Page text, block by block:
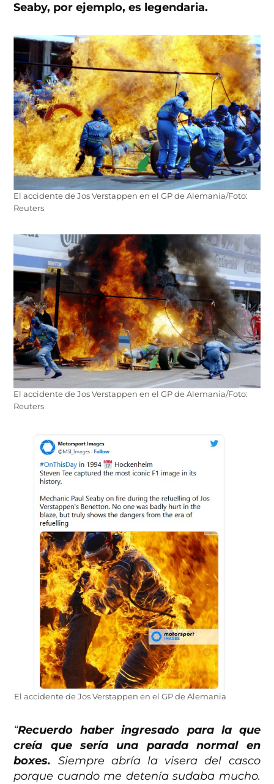
Seaby, por ejemplo, es legendaria.
El accidente de Jos Verstappen en el GP de Alemania/Foto:
Reuters
El accidente de Jos Verstappen en el GP de Alemania/Foto:
Reuters
El accidente de Jos Verstappen en el GP de Alemania
“Recuerdo haber ingresado para la que
creía que sería una parada normal en
boxes. Siempre abría la visera del casco
porque cuando me detenía sudaba mucho.